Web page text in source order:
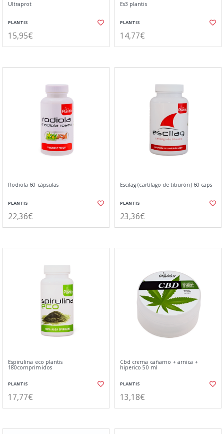
Ultraprot
PLANTIS
15,95€
Es3 plantis
PLANTIS
14,77€
Rodiola 60 càpsulas
PLANTIS
22,36€
Escilag (cartílago de tiburón) 60 caps
PLANTIS
23,36€
Espirulina eco plantis
180comprimidos
PLANTIS
17,77€
Cbd crema cañamo + arnica +
hiperico 50 ml
PLANTIS
13,18€